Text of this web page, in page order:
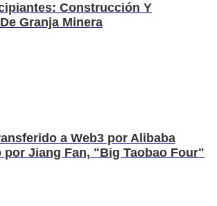
Construcción Y
Granja Minera
a Web3 por Alibaba
por Jiang Fan, "Big Taobao Four"